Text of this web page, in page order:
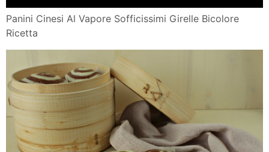
Panini Cinesi Al Vapore Sofficissimi Girelle Bicolore
Ricetta